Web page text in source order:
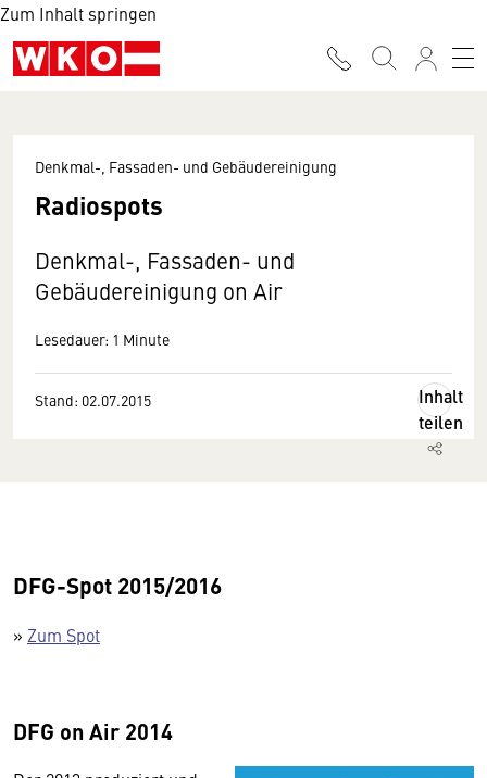
Zum Inhalt springen
Denkmal-, Fassaden- und Gebäudereinigung
Radiospots
Denkmal-, Fassaden- und
Gebäudereinigung on Air
Lesedauer: 1 Minute
Stand: 02.07.2015
Inhalt
teilen
DFG-Spot 2015/2016
» Zum Spot
DFG on Air 2014